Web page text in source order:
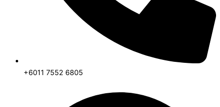
+6011 7552 6805